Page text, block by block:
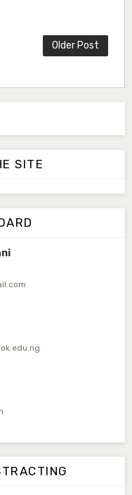
Older Post
SITE